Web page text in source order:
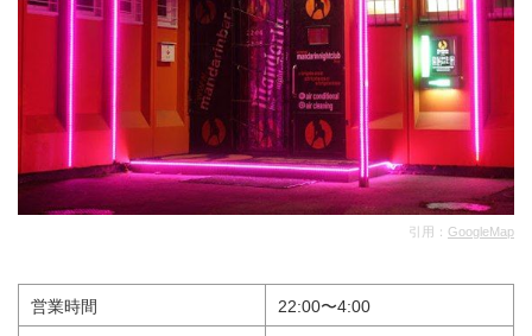
引用： GoogleMap
営業時間 22:00〜4:00